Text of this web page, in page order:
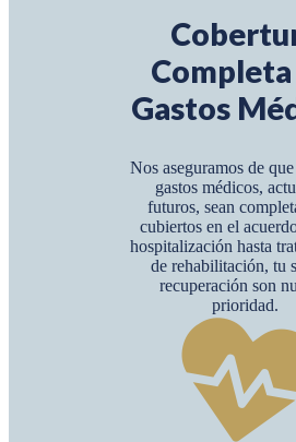
Gastos
Nos aseguramos de
gastos médicos,
futuros, sean
cubiertos en el
hospitalización hasta
de rehabilitación, tu
recuperación son
prioridad.